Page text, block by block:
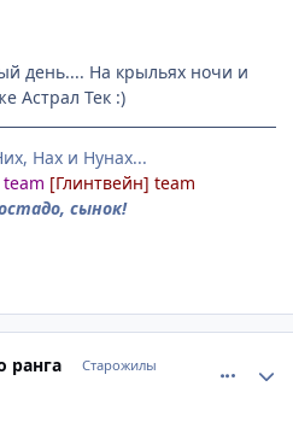
день.... На крыльях ночи и
Астрал Тек :)
Нах и Нунах...
[Глинтвейн] team
сынок!
ранга Старожилы